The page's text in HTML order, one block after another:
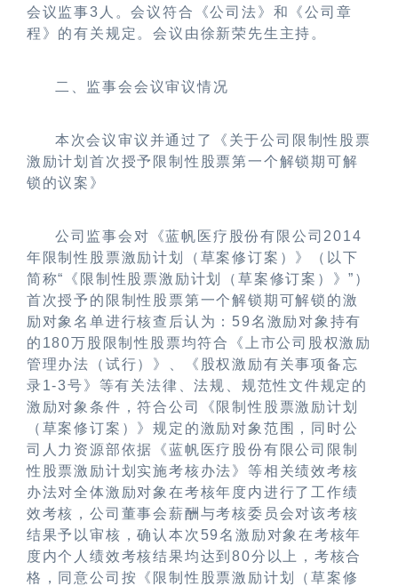
会议监事3人。会议符合《公司法》和《公司章
程》的有关规定。会议由徐新荣先生 主持。
二、监事会会议审议情况
本次会议审议并通过了 《 关于公司限制性股票
激励计划首次授予限制性股票第一个解锁期可解
锁的议案 》
公司监事会对《蓝帆医疗股份有限公司2014
年限制性股票激励计划（草案修订案）》（以下
简称“《限制性股票激励计划（草案修订案）》”）
首次授予的限制性股票第一个解锁期可解锁的激
励对象名单进行核查后认为：59名激励对象持有
的180万股限制性股票均符合《上市公司股权激励
管理办法（试行）》、《股权激励有关事项备忘
录1-3号》等有关法律、法规、规范性文件规定的
激励对象条件，符合公司《限制性股票激励计划
（草案修订案）》规定的激励对象范围，同时公
司人力资源部依据《蓝帆医疗股份有限公司限制
性股票激励计划实施考核办法》等相关绩效考核
办法对全体激励对象在考核年度内进行了工作绩
效考核，公司董事会薪酬与考核委员会对该考核
结果予以审核，确认本次59名激励对象在考核年
度内个人绩效考核结果均达到80分以上，考核合
格，同意公司按《限制性股票激励计划（草案修